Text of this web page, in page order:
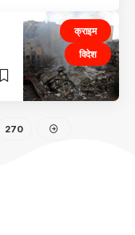
क्राइम
विदेश
270